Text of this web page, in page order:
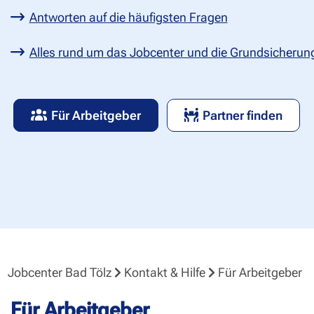
Antworten auf die häufigsten Fragen
Alles rund um das Jobcenter und die
Für Arbeitgeber Partner finden
Jobcenter Bad Tölz Kontakt & Hilfe Für Arbeitgeber